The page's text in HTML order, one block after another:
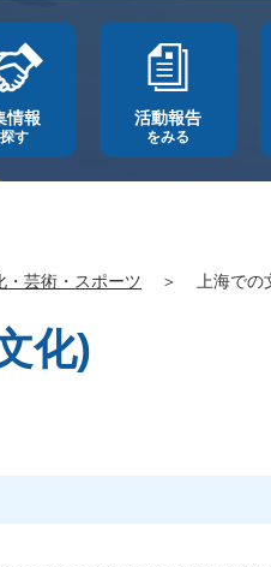
情報
す
活動報告
をみる
・芸術・スポーツ ＞ 上海で
化)